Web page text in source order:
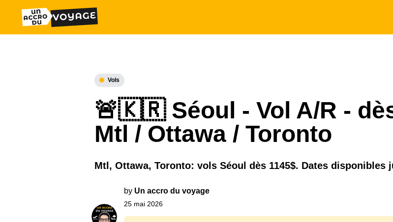
Vols
🚨🇰🇷 Séoul - Vol A/R -
Mtl / Ottawa / Toronto
Mtl, Ottawa, Toronto: vols Séoul dès 1145$. Dates disponibles
by Un accro du voyage
25 mai 2026